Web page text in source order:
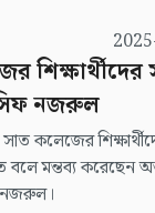
শিক্ষার্থীদের
নজরুল
সাত কলেজের
মন্তব্য করেছেন
নজরুল।